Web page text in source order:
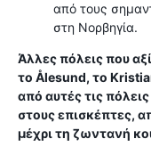
από τους
στη Νορβηγία.
Άλλες πόλεις που
το Ålesund, το
από αυτές τις
στους επισκέπτες,
μέχρι τη ζωντανή